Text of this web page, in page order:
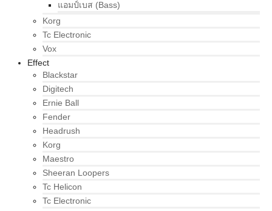
แอมป์เบส (Bass)
Korg
Tc Electronic
Vox
Effect
Blackstar
Digitech
Ernie Ball
Fender
Headrush
Korg
Maestro
Sheeran Loopers
Tc Helicon
Tc Electronic